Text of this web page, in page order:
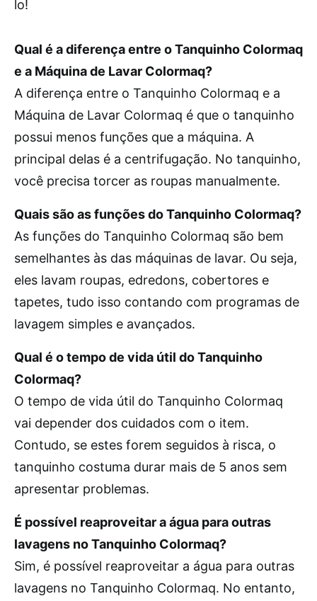
lo!
Qual é a diferença entre o Tanquinho Colormaq
e a Máquina de Lavar Colormaq?
A diferença entre o Tanquinho Colormaq e a
Máquina de Lavar Colormaq é que o tanquinho
possui menos funções que a máquina. A
principal delas é a centrifugação. No tanquinho,
você precisa torcer as roupas manualmente.
Quais são as funções do Tanquinho Colormaq?
As funções do Tanquinho Colormaq são bem
semelhantes às das máquinas de lavar. Ou seja,
eles lavam roupas, edredons, cobertores e
tapetes, tudo isso contando com programas de
lavagem simples e avançados.
Qual é o tempo de vida útil do Tanquinho
Colormaq?
O tempo de vida útil do Tanquinho Colormaq
vai depender dos cuidados com o item.
Contudo, se estes forem seguidos à risca, o
tanquinho costuma durar mais de 5 anos sem
apresentar problemas.
É possível reaproveitar a água para outras
lavagens no Tanquinho Colormaq?
Sim, é possível reaproveitar a água para outras
lavagens no Tanquinho Colormaq. No entanto,